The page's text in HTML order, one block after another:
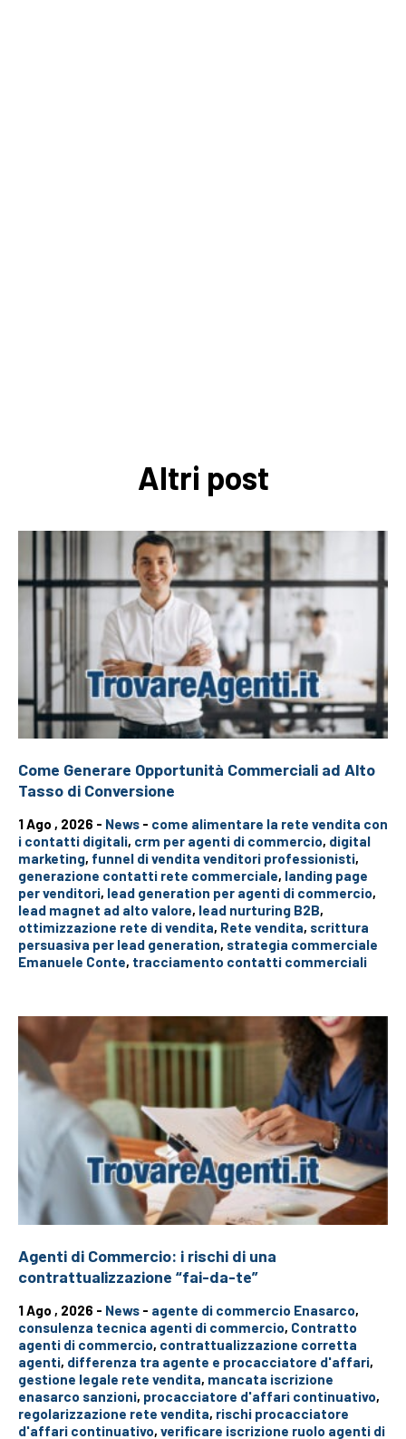
Altri post
Come Generare Opportunità Commerciali ad Alto
Tasso di Conversione
1 Ago , 2026 - News - come alimentare la rete vendita con
i contatti digitali, crm per agenti di commercio, digital
marketing, funnel di vendita venditori professionisti,
generazione contatti rete commerciale, landing page
per venditori, lead generation per agenti di commercio,
lead magnet ad alto valore, lead nurturing B2B,
ottimizzazione rete di vendita, Rete vendita, scrittura
persuasiva per lead generation, strategia commerciale
Emanuele Conte, tracciamento contatti commerciali
Agenti di Commercio: i rischi di una
contrattualizzazione “fai-da-te”
1 Ago , 2026 - News - agente di commercio Enasarco,
consulenza tecnica agenti di commercio, Contratto
agenti di commercio, contrattualizzazione corretta
agenti, differenza tra agente e procacciatore d'affari,
gestione legale rete vendita, mancata iscrizione
enasarco sanzioni, procacciatore d'affari continuativo,
regolarizzazione rete vendita, rischi procacciatore
d'affari continuativo, verificare iscrizione ruolo agenti di